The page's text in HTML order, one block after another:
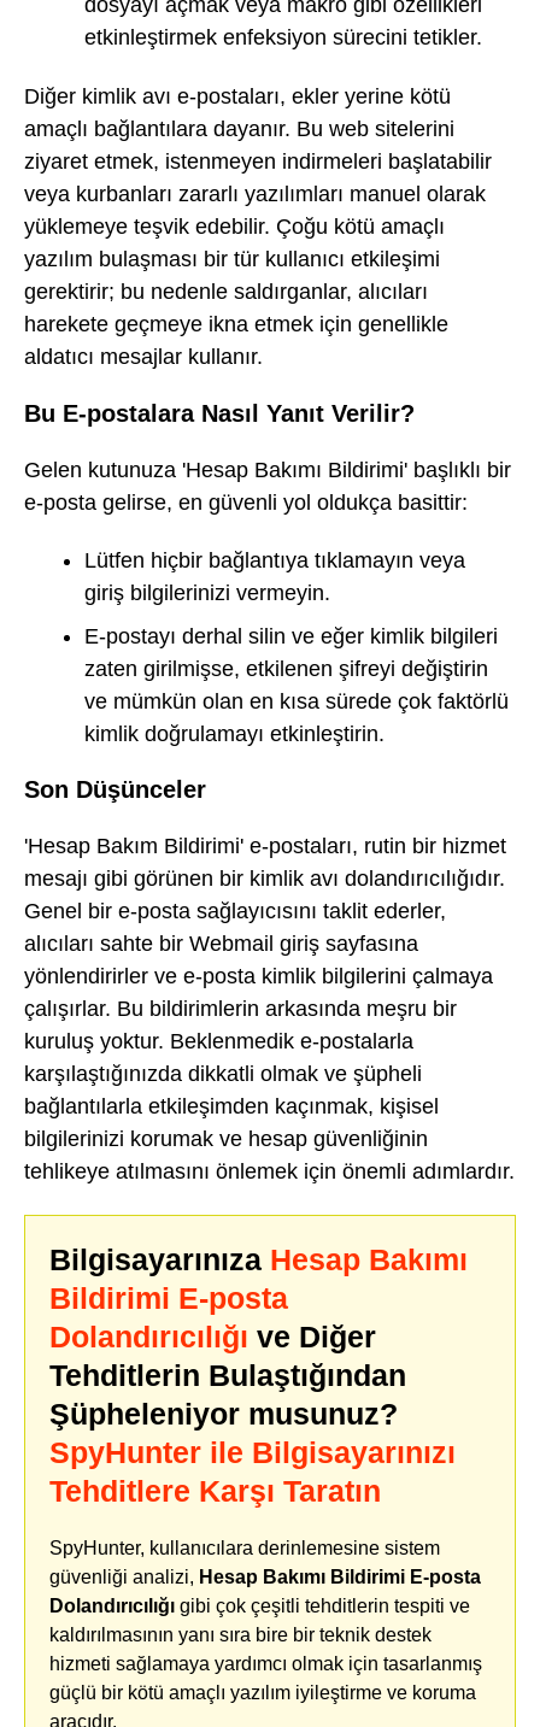
dosyayı açmak veya makro gibi özellikleri
etkinleştirmek enfeksiyon sürecini tetikler.
Diğer kimlik avı e-postaları, ekler yerine kötü
amaçlı bağlantılara dayanır. Bu web sitelerini
ziyaret etmek, istenmeyen indirmeleri başlatabilir
veya kurbanları zararlı yazılımları manuel olarak
yüklemeye teşvik edebilir. Çoğu kötü amaçlı
yazılım bulaşması bir tür kullanıcı etkileşimi
gerektirir; bu nedenle saldırganlar, alıcıları
harekete geçmeye ikna etmek için genellikle
aldatıcı mesajlar kullanır.
Bu E-postalara Nasıl Yanıt Verilir?
Gelen kutunuza 'Hesap Bakımı Bildirimi' başlıklı bir
e-posta gelirse, en güvenli yol oldukça basittir:
Lütfen hiçbir bağlantıya tıklamayın veya
giriş bilgilerinizi vermeyin.
E-postayı derhal silin ve eğer kimlik bilgileri
zaten girilmişse, etkilenen şifreyi değiştirin
ve mümkün olan en kısa sürede çok faktörlü
kimlik doğrulamayı etkinleştirin.
Son Düşünceler
'Hesap Bakım Bildirimi' e-postaları, rutin bir hizmet
mesajı gibi görünen bir kimlik avı dolandırıcılığıdır.
Genel bir e-posta sağlayıcısını taklit ederler,
alıcıları sahte bir Webmail giriş sayfasına
yönlendirirler ve e-posta kimlik bilgilerini çalmaya
çalışırlar. Bu bildirimlerin arkasında meşru bir
kuruluş yoktur. Beklenmedik e-postalarla
karşılaştığınızda dikkatli olmak ve şüpheli
bağlantılarla etkileşimden kaçınmak, kişisel
bilgilerinizi korumak ve hesap güvenliğinin
tehlikeye atılmasını önlemek için önemli adımlardır.
Bilgisayarınıza Hesap Bakımı
Bildirimi E-posta
Dolandırıcılığı ve Diğer
Tehditlerin Bulaştığından
Şüpheleniyor musunuz?
SpyHunter ile Bilgisayarınızı
Tehditlere Karşı Taratın
SpyHunter, kullanıcılara derinlemesine sistem
güvenliği analizi, Hesap Bakımı Bildirimi E-posta
Dolandırıcılığı gibi çok çeşitli tehditlerin tespiti ve
kaldırılmasının yanı sıra bire bir teknik destek
hizmeti sağlamaya yardımcı olmak için tasarlanmış
güçlü bir kötü amaçlı yazılım iyileştirme ve koruma
aracıdır.